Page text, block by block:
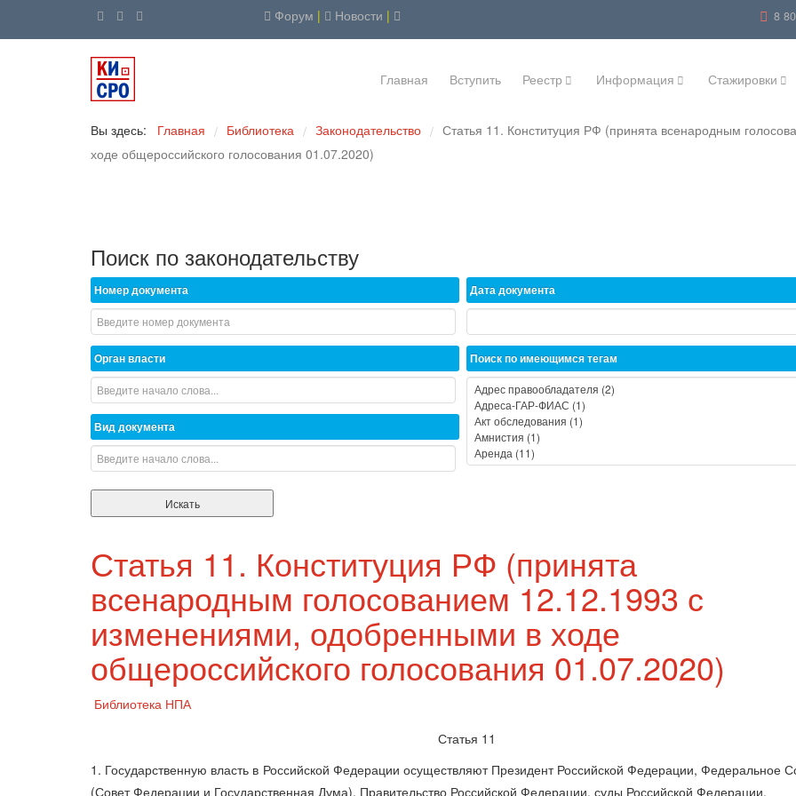
Форум | Новости | 8
Главная Вступить Реестр Информация Стажировки
Вы здесь: Главная / Библиотека / Законодательство / Статья 11. Конституция РФ (принята всенародным
ходе общероссийского голосования 01.07.2020)
Поиск по законодательству
Номер документа
Орган власти
Вид документа
Дата документа
Поиск по имеющимся тегам
Статья 11. Конституция РФ (принята
всенародным голосованием 12.12.1993 с
изменениями, одобренными в ходе
общероссийского голосования 01.07.2020)
Библиотека НПА
Статья 11
1. Государственную власть в Российской Федерации осуществляют Президент Российской Федерации, Федеральное
(Совет Федерации и Государственная Дума), Правительство Российской Федерации, суды Российской Федерации.